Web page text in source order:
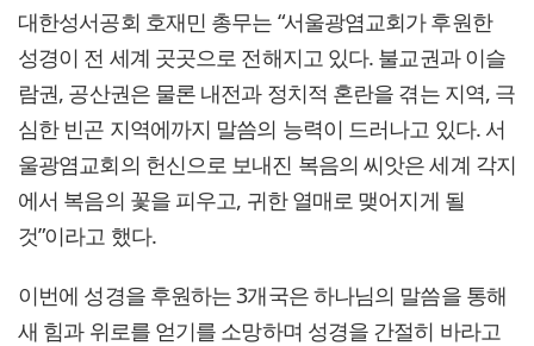
대한성서공회 호재민 총무는 “서울광염교회가 후원한
성경이 전 세계 곳곳으로 전해지고 있다. 불교권과 이슬
람권, 공산권은 물론 내전과 정치적 혼란을 겪는 지역, 극
심한 빈곤 지역에까지 말씀의 능력이 드러나고 있다. 서
울광염교회의 헌신으로 보내진 복음의 씨앗은 세계 각지
에서 복음의 꽃을 피우고, 귀한 열매로 맺어지게 될
것”이라고 했다.
이번에 성경을 후원하는 3개국은 하나님의 말씀을 통해
새 힘과 위로를 얻기를 소망하며 성경을 간절히 바라고